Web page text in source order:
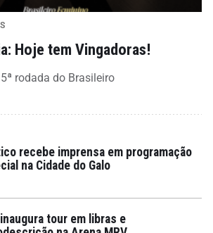
Hoje tem Vingadoras!
rodada do Brasileiro
recebe imprensa em programação
na Cidade do Galo
tour em libras e